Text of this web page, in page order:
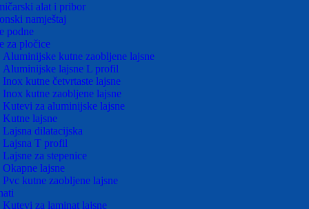
alat i pribor
namještaj
podne
za pločice
Aluminijske kutne zaobljene lajsne
Aluminijske lajsne L profil
Inox kutne četvrtaste lajsne
Inox kutne zaobljene lajsne
Kutevi za aluminijske lajsne
Kutne lajsne
Lajsna dilatacijska
Lajsna T profil
Lajsne za stepenice
Okapne lajsne
Pvc kutne zaobljene lajsne
Kutevi za laminat lajsne